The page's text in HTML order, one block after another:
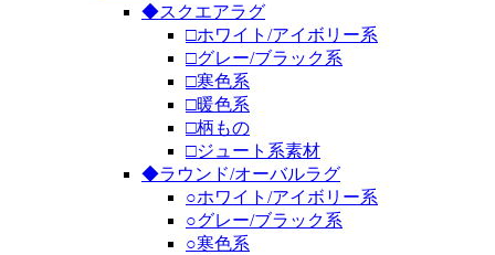
◆スクエアラグ
□ホワイト/アイボリー系
□グレー/ブラック系
□寒色系
□暖色系
□柄もの
□ジュート系素材
◆ラウンド/オーバルラグ
○ホワイト/アイボリー系
○グレー/ブラック系
○寒色系